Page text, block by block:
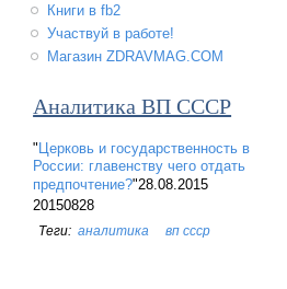
Книги в fb2
Участвуй в работе!
Магазин ZDRAVMAG.COM
Аналитика ВП СССР
" Церковь и государственность в
России: главенству чего отдать
предпочтение?"28.08.2015
20150828
аналитика вп ссср